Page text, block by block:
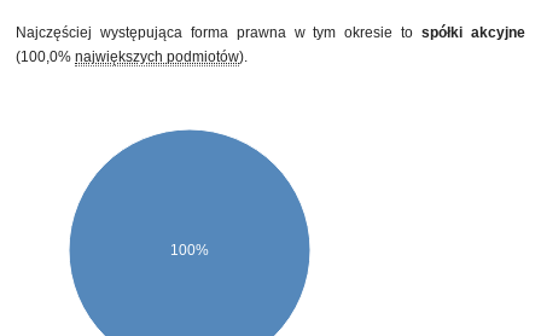
Najczęściej występująca forma prawna w tym okresie tospółki akcyjne
(100,0% największych podmiotów).
100%